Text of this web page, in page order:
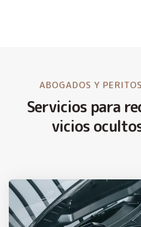
ABOGADOS Y
Servicios para
vicios